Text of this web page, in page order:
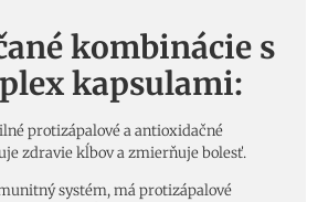
kombinácie s
kapsulami:
protizápalové a antioxidačné
zdravie kĺbov a zmierňuje bolesť.
systém, má protizápalové